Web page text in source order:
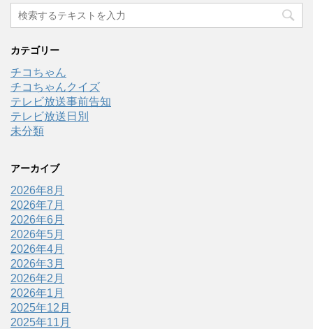
カテゴリー
チコちゃん
チコちゃんクイズ
テレビ放送事前告知
テレビ放送日別
未分類
アーカイブ
2026年8月
2026年7月
2026年6月
2026年5月
2026年4月
2026年3月
2026年2月
2026年1月
2025年12月
2025年11月